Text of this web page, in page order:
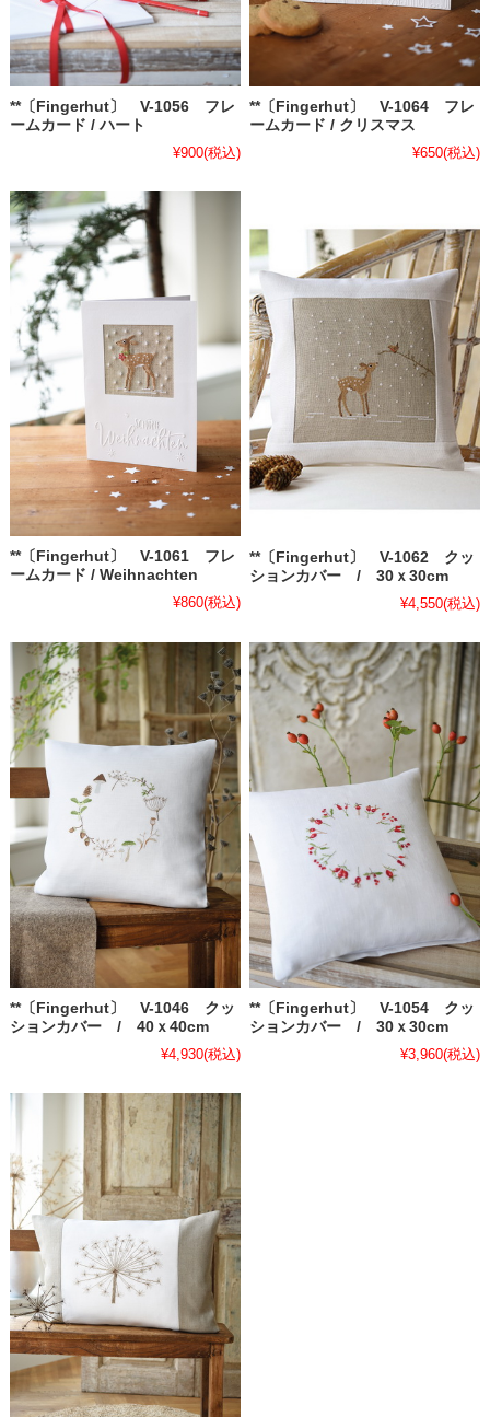
**〔Fingerhut〕 V-1056 フレ
ームカード / ハート
¥900(税込)
**〔Fingerhut〕 V-1064 フレ
ームカード / クリスマス
¥650(税込)
**〔Fingerhut〕 V-1061 フレ
ームカード / Weihnachten
¥860(税込)
**〔Fingerhut〕 V-1062 クッ
ションカバー / 30ｘ30cm
¥4,550(税込)
**〔Fingerhut〕 V-1046 クッ
ションカバー / 40ｘ40cm
¥4,930(税込)
**〔Fingerhut〕 V-1054 クッ
ションカバー / 30ｘ30cm
¥3,960(税込)